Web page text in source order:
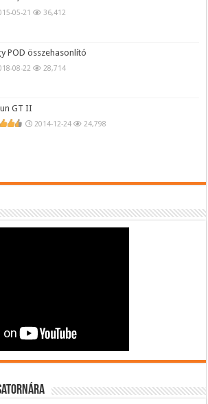
05-21 36,412
POD összehasonlító
08-22 28,714
GT II
2014-12-24 24,798